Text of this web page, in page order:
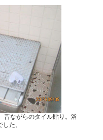
昔ながらのタイル貼り。浴
た。